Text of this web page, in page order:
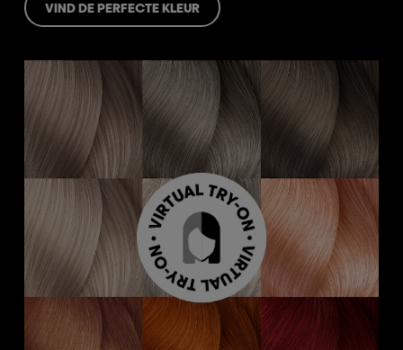
VIND DE PERFECTE KLEUR